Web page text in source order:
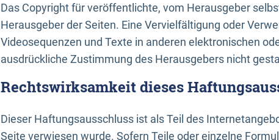
Das Copyright für veröffentlichte, vom Herausgeber
Herausgeber der Seiten. Eine Vervielfältigung oder
Videosequenzen und Texte in anderen elektronischen
ausdrückliche Zustimmung des Herausgebers nicht
Rechtswirksamkeit dieses
Dieser Haftungsausschluss ist als Teil des
Seite verwiesen wurde. Sofern Teile oder einzelne